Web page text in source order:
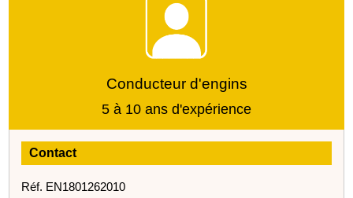
Conducteur d'engins
5 à 10 ans d'expérience
Contact
Réf. EN1801262010